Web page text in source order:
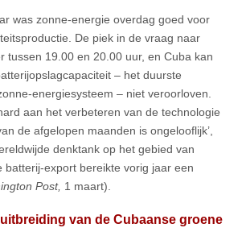
was zonne-energie overdag goed voor
De piek in de vraag naar
tussen 19.00 en 20.00 uur, en Cuba kan
– het duurste
energiesysteem – niet veroorloven.
aan het verbeteren van de technologie
de afgelopen maanden is ongelooflijk’,
denktank op het gebied van
batterij-export bereikte vorig jaar een
Post, 1 maart).
van de Cubaanse groene